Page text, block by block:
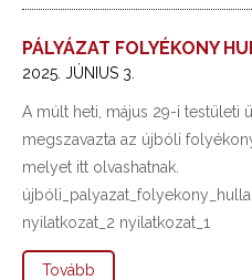
PÁLYÁZAT FOLYÉKONY
2025. JÚNIUS 3.
A múlt heti, május 29-i testületi
megszavazta az újbóli
melyet itt olvashatnak.
nyilatkozat_2 nyilatkozat_1
Tovább